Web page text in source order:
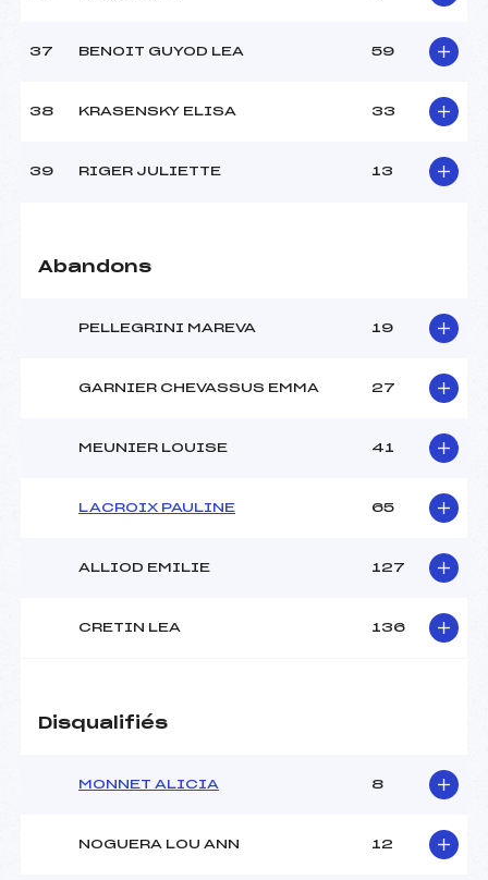
37 BENOIT GUYOD LEA 59
38 KRASENSKY ELISA 33
39 RIGER JULIETTE 13
Abandons
PELLEGRINI MAREVA 19
GARNIER CHEVASSUS EMMA 27
MEUNIER LOUISE 41
LACROIX PAULINE 65
ALLIOD EMILIE 127
CRETIN LEA 136
Disqualifiés
MONNET ALICIA 8
NOGUERA LOU ANN 12